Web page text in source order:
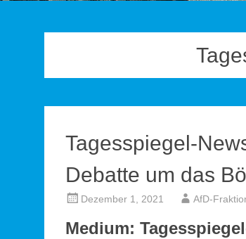
Tagesspiegel-
Debatte um das
Dezember 1, 2021 AfD-
Medium: